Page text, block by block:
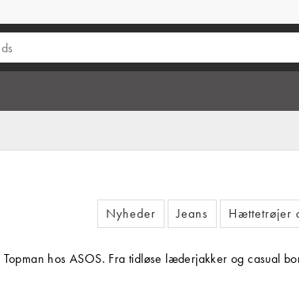
Nyheder Jeans Hættetrøjer
hos ASOS. Fra tidløse læderjakker og casual